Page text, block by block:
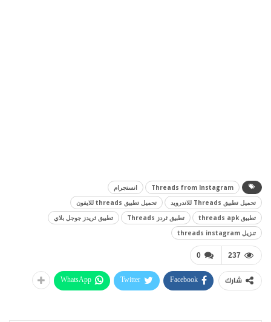
Threads from Instagram
انستجرام
تحميل تطبيق Threads للاندرويد
تحميل تطبيق threads للايفون
تطبيق threads apk
تطبيق ثردز Threads
تطبيق ثريدز جوجل بلاي
تنزيل threads instagram
0 237
شارك Facebook
Twitter
WhatsApp